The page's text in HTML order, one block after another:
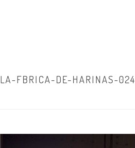
LA-FBRICA-DE-HARINAS-024